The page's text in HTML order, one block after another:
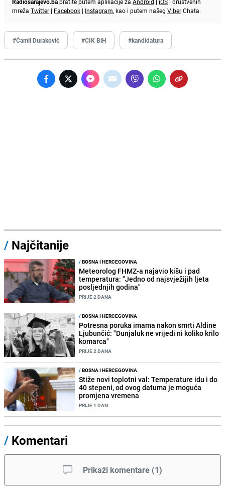
mreža Twitter | Facebook | Instagram, kao i putem našeg ViberChata.
#Ćamil Duraković #CIK BiH #kandidatura
/ Najčitanije
/BOSNA I HERCEGOVINA
Meteorolog FHMZ-a najavio kišu i pad
temperatura: "Jedno od najsvježijih ljeta
posljednjih godina"
PRIJE 2 DANA
/BOSNA I HERCEGOVINA
Potresna poruka imama nakon smrti Aldine
Ljubunčić: "Dunjaluk ne vrijedi ni koliko krilo
komarca"
PRIJE 2 DANA
/BOSNA I HERCEGOVINA
Stiže novi toplotni val: Temperature idu i do
40 stepeni, od ovog datuma je moguća
promjena vremena
PRIJE 1 DAN
/ Komentari
Prikaži komentare (1)